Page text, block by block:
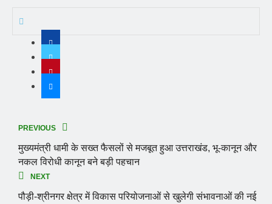
PREVIOUS
मुख्यमंत्री धामी के सख्त फैसलों से मजबूत हुआ उत्तराखंड, भू-कानून और
नकल विरोधी कानून बने बड़ी पहचान
NEXT
पौड़ी-श्रीनगर क्षेत्र में विकास परियोजनाओं से खुलेगी संभावनाओं की नई